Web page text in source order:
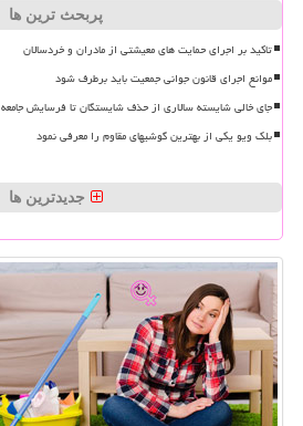
پربحث ترین ها
تاکید بر اجرای حمایت های معیشتی از مادران و خردسالان
موانع اجرای قانون جوانی جمعیت باید برطرف شود
جای خالی شایسته سالاری از حذف شایستگان تا فرسایش جامعه
بلک ویو یکی از بهترین گوشیهای مقاوم را معرفی نمود
جدیدترین ها